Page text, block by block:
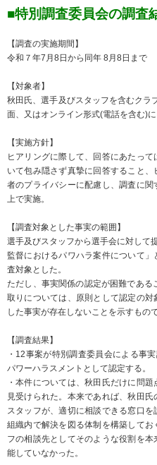
■特別調査委員会の調査
【調査の実施期間】
令和７年7月8日から同年 8月8日まで
【対象者】
秋田氏、選手及びスタッフを含むクラ
面、又はオンライン形式(電話を含む)に
【実施方針】
ヒアリングに際して、回答にあたっ
いて包み隠さず真摯に回答すること
者のプライバシーに配慮し、調査に
上で実施。
【調査対象とした事実の範囲】
選手及びスタッフから選手会に対して
監督におけるパワハラ案件について
査対象とした。
ただし、事実関係の認定が困難である
取りについては、原則として認定の
した事実が存在しないことを示すもの
【調査結果】
・12事案が特別調査委員会による事
パワーハラスメントとして認定する。
・本件については、秋田氏だけに問
見受けられた。本来であれば、秋田
スタッフが、適切に相談できる窓口を
組織内で解決を図る体制を構築して
フの相談先としてそのような役割を
能していなかった。